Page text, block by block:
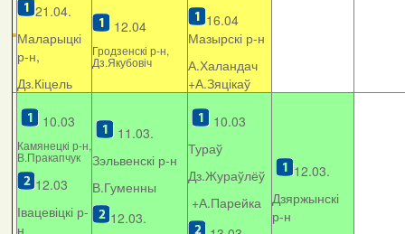
21.04.
Маларыцкі
р-н,
Дз.Кіцель
12.04
Гродзенскі р-н,
Дз.Якубовіч
16.04
Мазырскі р-н
А.Халандач
+А.Зяцікаў
10.03
Камянецкі р-н,
В.Пракапчук
12.03
Івацевіцкі р-
н
11.03.
Зэльвенскі р-н
В.Гуменны
12.03.
10.03
Тураў
Дз.Жураўлёў
+А.Парейка
12.03.
Дзяржынскі
р-н